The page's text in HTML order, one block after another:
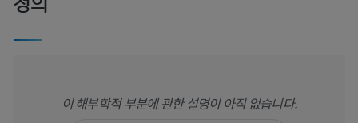
이 해부학적 부분에 관한 설명이 아직 없습니다.